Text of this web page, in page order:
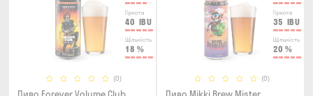
Гіркота
40 IBU
Щільність
18 %
(0)
Гіркота
35 IBU
Щільність
20 %
(0)